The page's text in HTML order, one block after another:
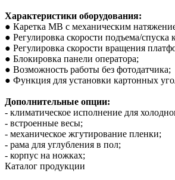
Характеристики оборудования:
● Каретка MB с механическим
● Регулировка скорости подъема/спуска
● Регулировка скорости вращения
● Блокировка панели оператора;
● Возможность работы без фотодатчика;
● Функция для установки картонных
Дополнительные опции:
- климатическое исполнение для
- встроенные весы;
- механическое жгутирование пленки;
- рама для углубления в пол;
- корпус на ножках;
Каталог продукции